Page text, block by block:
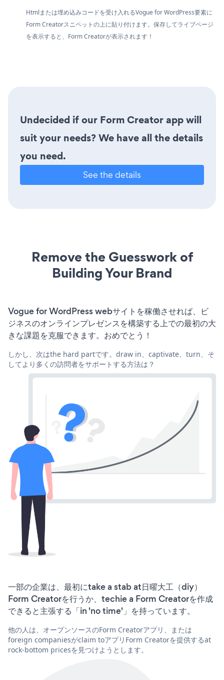
Htmlまたは埋め込みコードを受け入れるVogue for WordPress要素に
Form Creatorスニペットの上に貼り付けます。保存してライブページ
を表示すると、Form Creatorが表示されます！
Undecided if our Form Creator app will
suit your needs? We have all the details
you need.
See the details
Remove the Guesswork of
Building Your Brand
Vogue for WordPress webサイトを稼働させれば、ビ
ジネスのオンラインプレゼンスを構築する上での最初の大
きな課題を克服できます。おめでとう！
しかし、次はthe hard partです。draw in、captivate、turn、そ
してより多くの訪問者をサポートする方法は？
一部の企業は、最初にtake a stab at日曜大工（diy）
Form Creatorを行うか、techie a Form Creatorを作成
できると主張する「in 'no time'」を持っています。
他の人は、オープンソースのForm Creatorアプリ、または
foreign companiesがclaim toアプリForm Creatorを提供するat
rock-bottom pricesを見つけようとします。